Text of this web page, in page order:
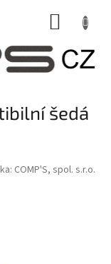
šedá
COMP'S, spol. s.r.o.